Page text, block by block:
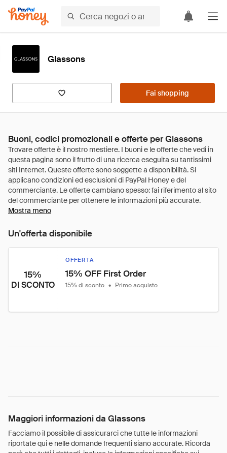
Glassons
Fai shopping
Buoni, codici promozionali e offerte per Glassons
Mostra meno
Un'offerta disponibile
15%
DI SCONTO
OFFERTA
15% OFF First Order
15% di sconto • Primo acquisto
Maggiori informazioni da Glassons
Facciamo il possibile di assicurarci che tutte le informazioni
riportate qui e nelle domande frequenti siano accurate. Ricorda